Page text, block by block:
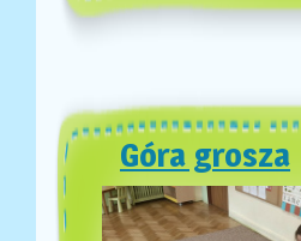
Góra grosza